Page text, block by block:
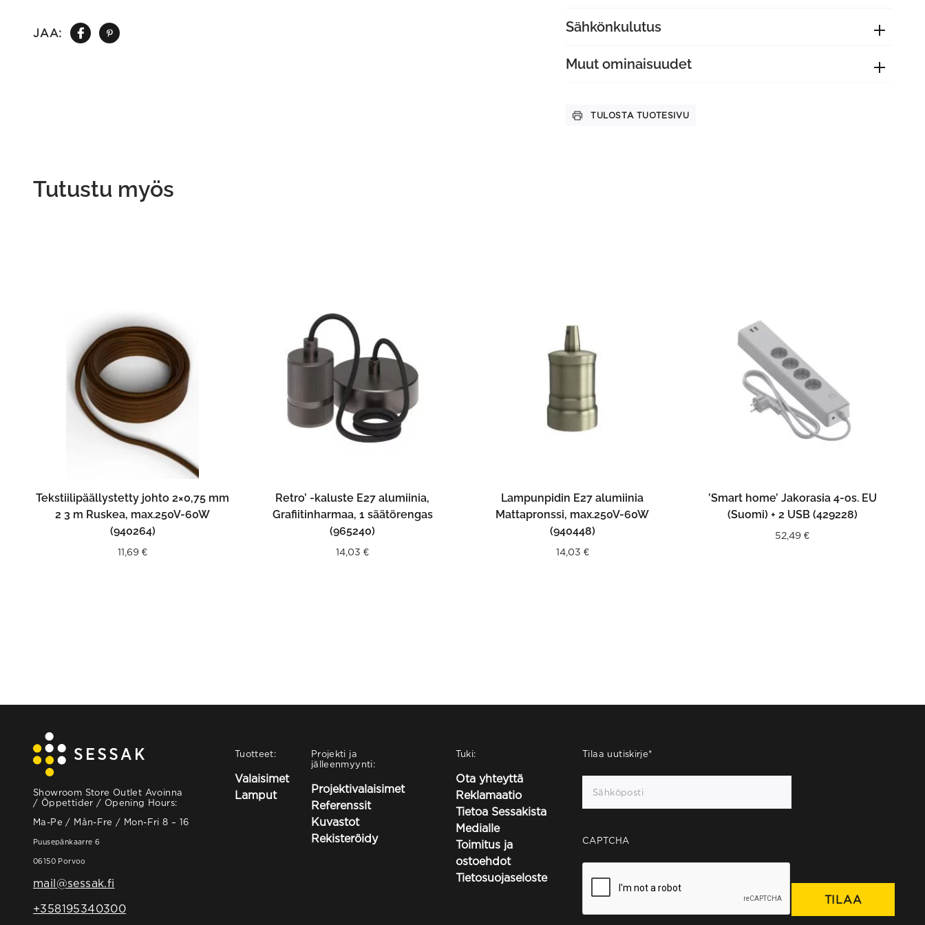
JAA: Sähkönkulutus
Muut ominaisuudet
TULOSTA TUOTESIVU
Tutustu myös
LISÄÄ OSTOSKORIIN
Tekstiilipäällystetty johto 2×0,75 mm
2 3 m Ruskea, max.250V-60W
(940264)
11,69€
LISÄÄ OSTOSKORIIN
Retro’ -kaluste E27 alumiinia,
Grafiitinharmaa, 1 säätörengas
(965240)
14,03€
LISÄÄ OSTOSKORIIN
Lampunpidin E27 alumiinia
Mattapronssi, max.250V-60W
(940448)
14,03 €
LISÄÄ OSTOSKORIIN
’Smart home’ Jakorasia 4-os. EU
(Suomi) + 2 USB (429228)
52,49€
Showroom Store Outlet Avoinna
/ Öppettider / Opening Hours:
Ma-Pe / Mån-Fre / Mon-Fri 8 – 16
Puusepänkaarre 6
06150 Porvoo
mail@sessak.fi
+358195340300
Tuotteet:
Valaisimet
Lamput
Projekti ja
jälleenmyynti:
Projektivalaisimet
Referenssit
Kuvastot
Rekisteröidy
Tuki:
Ota yhteyttä
Reklamaatio
Tietoa Sessakista
Medialle
Toimitus ja
ostoehdot
Tietosuojaseloste
Tilaa uutiskirje*
CAPTCHA